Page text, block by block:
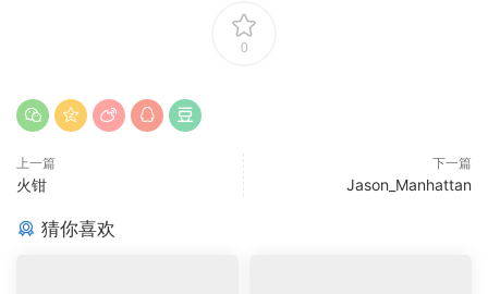
0
上一篇
火钳
下一篇
Jason_Manhattan
猜你喜欢